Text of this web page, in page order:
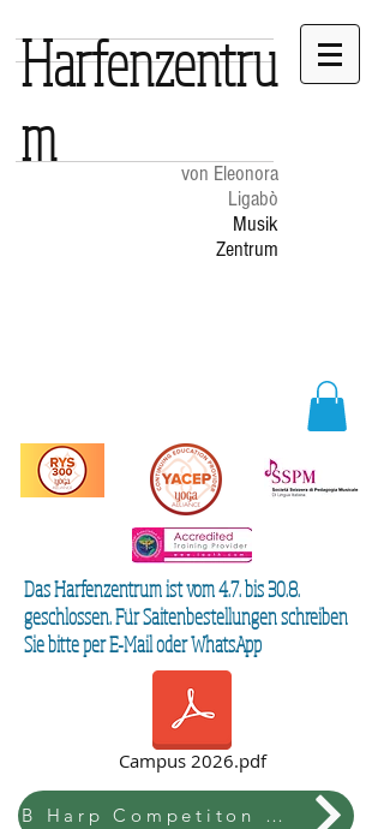
von Eleonora
Ligabò
Musik
Zentrum
Harfenzentru
m
Das Harfenzentrum ist vom 4.7. bis 30.8.
geschlossen. Für Saitenbestellungen schreiben
Sie bitte per E-Mail oder WhatsApp
Campus 2026.pdf
B Harp Competiton & Festival